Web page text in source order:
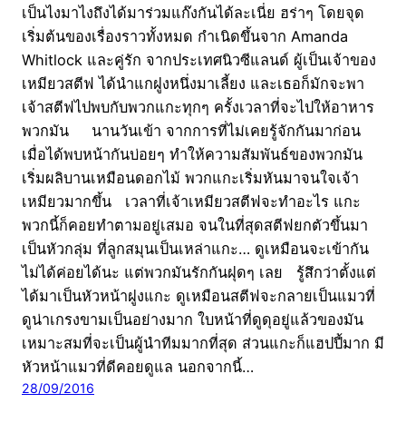
เป็นไงมาไงถึงได้มาร่วมแก๊งกันได้ละเนี่ย ฮร่าๆ โดยจุด
เริ่มต้นของเรื่องราวทั้งหมด กำเนิดขึ้นจาก Amanda
Whitlock และคู่รัก จากประเทศนิวซีแลนด์ ผู้เป็นเจ้าของ
เหมียวสตีฟ ได้นำแกฝูงหนึ่งมาเลี้ยง และเธอก็มักจะพา
เจ้าสตีฟไปพบกับพวกแกะทุกๆ ครั้งเวลาที่จะไปให้อาหาร
พวกมัน นานวันเข้า จากการที่ไม่เคยรู้จักกันมาก่อน
เมื่อได้พบหน้ากันบ่อยๆ ทำให้ความสัมพันธ์ของพวกมัน
เริ่มผลิบานเหมือนดอกไม้ พวกแกะเริ่มหันมาจนใจเจ้า
เหมียวมากขึ้น เวลาที่เจ้าเหมียวสตีฟจะทำอะไร แกะ
พวกนี้ก็คอยทำตามอยู่เสมอ จนในที่สุดสตีฟยกตัวขึ้นมา
เป็นหัวกลุ่ม ที่ลูกสมุนเป็นเหล่าแกะ… ดูเหมือนจะเข้ากัน
ไม่ได้ค่อยได้นะ แต่พวกมันรักกันฝุดๆ เลย รู้สึกว่าตั้งแต่
ได้มาเป็นหัวหน้าฝูงแกะ ดูเหมือนสตีฟจะกลายเป็นแมวที่
ดูน่าเกรงขามเป็นอย่างมาก ใบหน้าที่ดูดุอยู่แล้วของมัน
เหมาะสมที่จะเป็นผู้นำทีมมากที่สุด ส่วนแกะก็แฮปปี้มาก มี
หัวหน้าแมวที่ดีคอยดูแล นอกจากนี้…
28/09/2016